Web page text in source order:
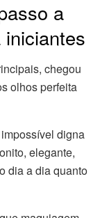
a
chegou
olhos perfeita
digna
elegante,
dia a dia quanto